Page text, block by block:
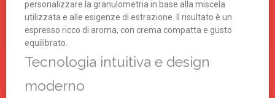
personalizzare la granulometria in base alla miscela
utilizzata e alle esigenze di estrazione. Il risultato è un
espresso ricco di aroma, con crema compatta e gusto
equilibrato.
Tecnologia intuitiva e design
moderno